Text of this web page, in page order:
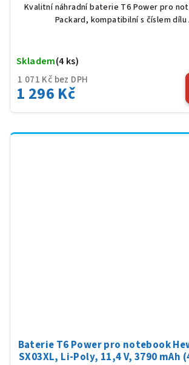
Kvalitní náhradní baterie T6 Power pro
Packard, kompatibilní s číslem dílu
1 071 Kč bez DPH
1 296 Kč
Skladem(4 ks)
Baterie T6 Power pro notebook
SX03XL, Li-Poly, 11,4 V, 3790 mAh